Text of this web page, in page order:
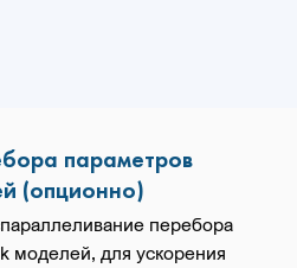
параметров
(опционно)
перебора
моделей, для ускорения